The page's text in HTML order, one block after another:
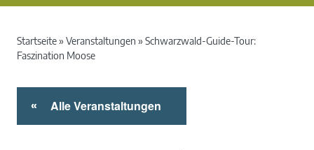
Startseite» Veranstaltungen » Schwarzwald-Guide-Tour:
Faszination Moose
« Alle Veranstaltungen